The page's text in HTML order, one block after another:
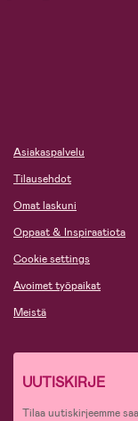
Asiakaspalvelu
Tilausehdot
Omat laskuni
Oppaat & Inspiraatiota
Cookie settings
Avoimet työpaikat
Meistä
UUTISKIRJE
Tilaa uutiskirjeemme